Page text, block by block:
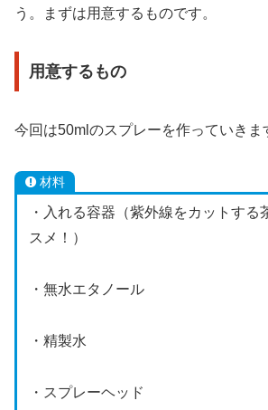
う。まずは用意するものです。
用意するもの
今回は50mlのスプレーを作っていきま
材料
・入れる容器（紫外線をカットする
スメ！）
・無水エタノール
・精製水
・スプレーヘッド